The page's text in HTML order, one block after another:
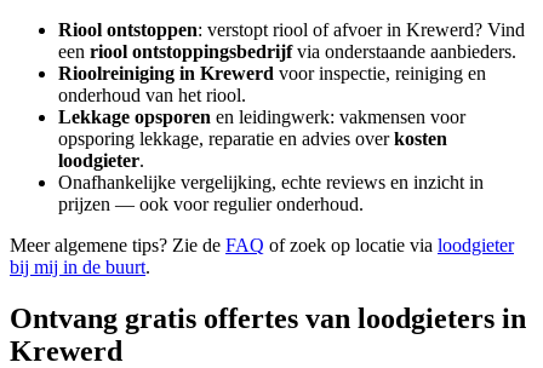
Riool ontstoppen: verstopt riool of afvoer in Krewerd? Vind
een riool ontstoppingsbedrijfvia onderstaande aanbieders.
Rioolreiniging in Krewerd voor inspectie, reiniging en
onderhoud van het riool.
Lekkage opsporen en leidingwerk: vakmensen voor
opsporing lekkage, reparatie en advies overkosten
loodgieter.
Onafhankelijke vergelijking, echte reviews en inzicht in
prijzen — ook voor regulier onderhoud.
Meer algemene tips? Zie de FAQ of zoek op locatie via loodgieter
bij mij in de buurt.
Ontvang gratis offertes van loodgieters in
Krewerd